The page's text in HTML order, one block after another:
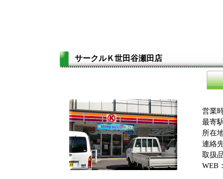
サークルＫ世田谷瀬田店
営業
最寄
所在
連絡
取扱
WEB